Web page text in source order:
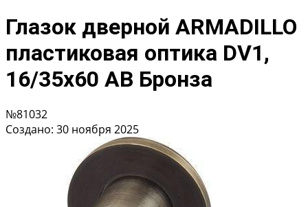
Глазок дверной ARMADILLO
пластиковая оптика DV1,
16/35х60 AB Бронза
№81032
Создано: 30 ноября 2025